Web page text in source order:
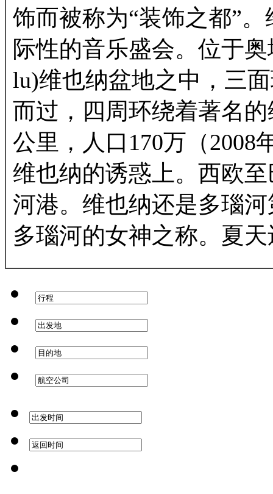
饰而被称为“装饰之都”
际性的音乐盛会。位于
lu)维也纳盆地之中，三
而过，四周环绕着著名
公里，人口170万（2008
维也纳的诱惑上。西欧
河港。维也纳还是多瑙
多瑙河的女神之称。夏